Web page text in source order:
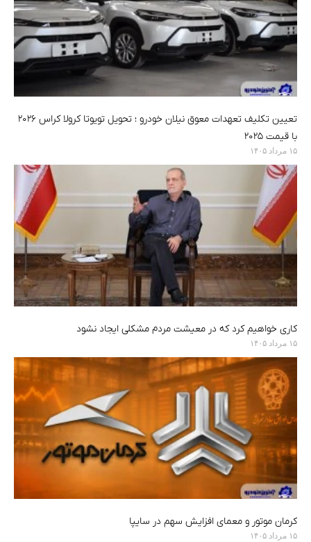
تعیین تکلیف تعهدات معوق نیلان خودرو ؛ تحویل تویوتا کرولا کراس ۲۰۲۶
با قیمت ۲۰۲۵
۱۵ مرداد ۱۴۰۵
کاری خواهیم کرد که در معیشت مردم مشکلی ایجاد نشود
۱۵ مرداد ۱۴۰۵
کرمان موتور و معمای افزایش سهم در سایپا
۱۵ مرداد ۱۴۰۵